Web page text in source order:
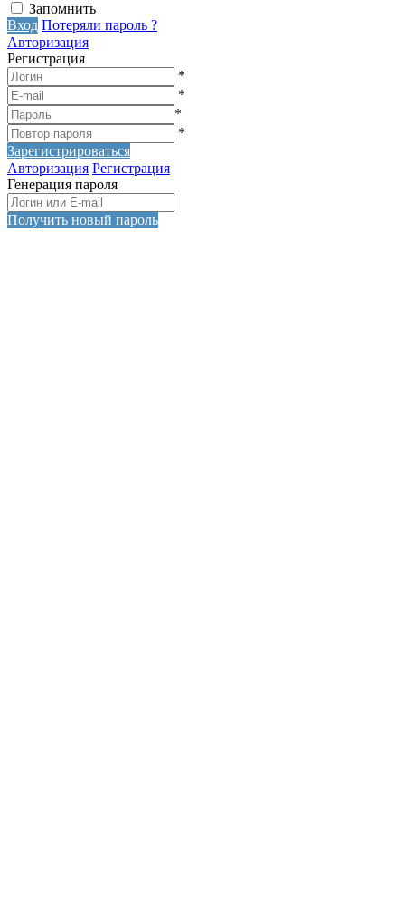
Запомнить
Вход Потеряли пароль ?
Авторизация
Регистрация
*
*
*
*
Зарегистрироваться
Авторизация Регистрация
Генерация пароля
Получить новый пароль